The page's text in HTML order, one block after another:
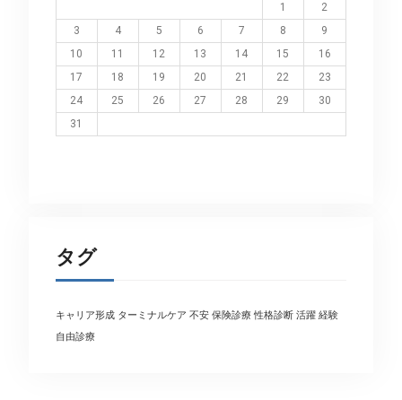
1
2
3
4 5 6 7 8
9
10
11 12 13 14 15
16
17
18 19 20 21 22
23
24
25 26 27 28 29
30
31
タグ
キャリア形成 ターミナルケア 不安 保険診療 性格診断 活躍 経験
自由診療